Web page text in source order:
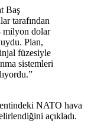
Baş
tarafından
milyon dolar
Plan,
füzesiyle
sistemleri
NATO hava
açıkladı.